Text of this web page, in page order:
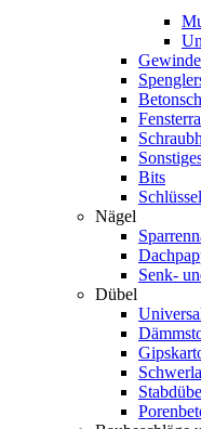
Bits
Nägel
Senk-
Dübel